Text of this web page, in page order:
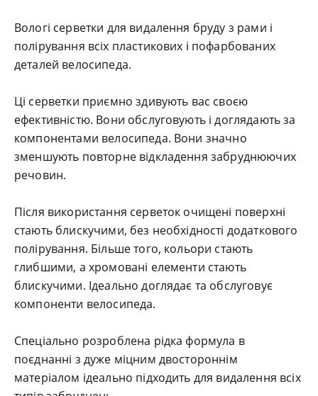
Вологі серветки для видалення бруду з рами і
полірування всіх пластикових і пофарбованих
деталей велосипеда.
Ці серветки приємно здивують вас своєю
ефективністю. Вони обслуговують і доглядають за
компонентами велосипеда. Вони значно
зменшують повторне відкладення забруднюючих
речовин.
Після використання серветок очищені поверхні
стають блискучими, без необхідності додаткового
полірування. Більше того, кольори стають
глибшими, а хромовані елементи стають
блискучими. Ідеально доглядає та обслуговує
компоненти велосипеда.
Спеціально розроблена рідка формула в
поєднанні з дуже міцним двостороннім
матеріалом ідеально підходить для видалення всіх